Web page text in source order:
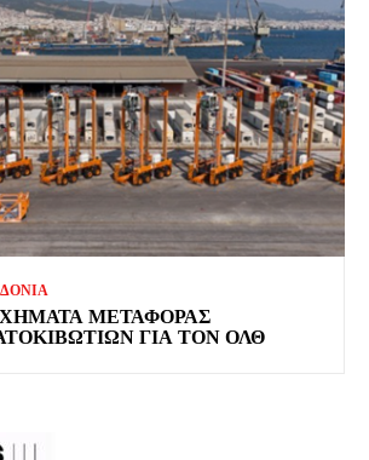
ΜΕΤΑΦΟΡΆΣ
ΓΙΑ ΤΟΝ ΟΛΘ